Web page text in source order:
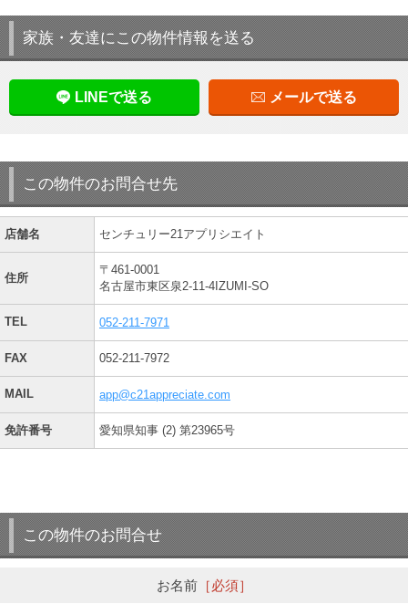
家族・友達にこの物件情報を送る
LINEで送る メールで送る
この物件のお問合せ先
店舗名 センチュリー21アプリシエイト
住所
〒461-0001
名古屋市東区泉2-11-4IZUMI-SO
TEL 052-211-7971
FAX 052-211-7972
MAIL app@c21appreciate.com
免許番号 愛知県知事 (2) 第23965号
この物件のお問合せ
お名前［必須］